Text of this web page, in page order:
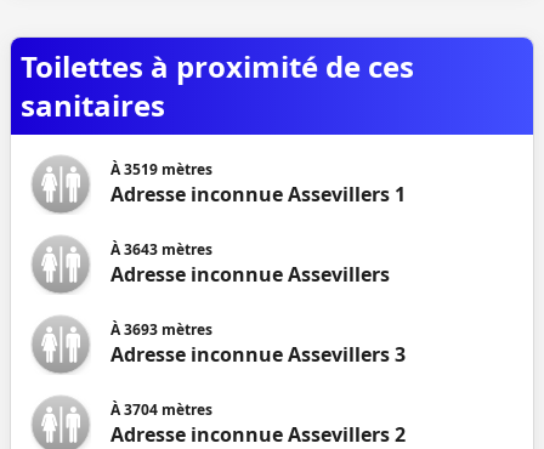
Toilettes à proximité de ces
sanitaires
À3519 mètres
Adresse inconnue Assevillers 1
À3643 mètres
Adresse inconnue Assevillers
À3693 mètres
Adresse inconnue Assevillers 3
À3704 mètres
Adresse inconnue Assevillers 2